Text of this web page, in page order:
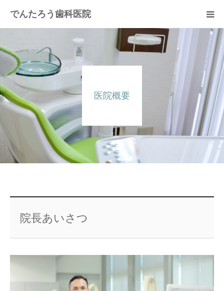
でんたろう歯科医院
医院概要
院長あいさつ
診療メニュー
よくあるご質問
費用について
アクセス